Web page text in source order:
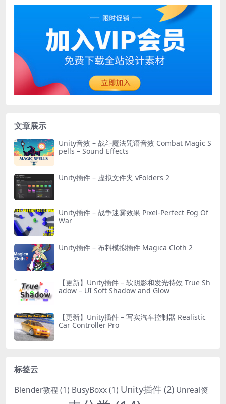
文章展示
Unity音效 – 战斗魔法咒语音效 Combat Magic S
pells – Sound Effects
Unity插件 – 虚拟文件夹 vFolders 2
Unity插件 – 战争迷雾效果 Pixel-Perfect Fog Of
War
Unity插件 – 布料模拟插件 Magica Cloth 2
【更新】Unity插件 – 软阴影和发光特效 True Sh
adow – UI Soft Shadow and Glow
【更新】Unity插件 – 写实汽车控制器 Realistic
Car Controller Pro
标签云
Blender教程 (1) BusyBoxx(1) Unity插件 (2) Unreal资